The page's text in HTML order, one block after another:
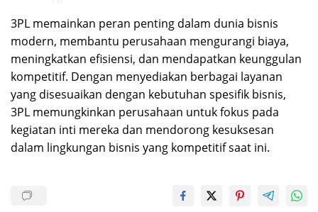
3PL memainkan peran penting dalam dunia bisnis
modern, membantu perusahaan mengurangi biaya,
meningkatkan efisiensi, dan mendapatkan keunggulan
kompetitif. Dengan menyediakan berbagai layanan
yang disesuaikan dengan kebutuhan spesifik bisnis,
3PL memungkinkan perusahaan untuk fokus pada
kegiatan inti mereka dan mendorong kesuksesan
dalam lingkungan bisnis yang kompetitif saat ini.